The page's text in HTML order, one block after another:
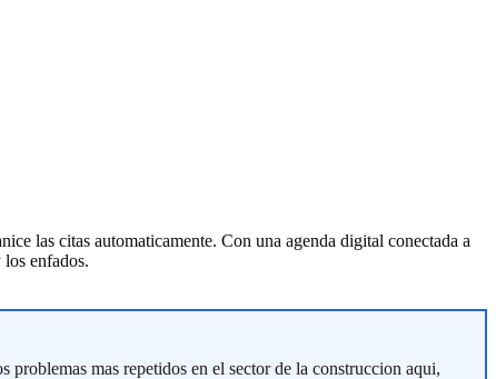
las citas automaticamente. Con una agenda digital conectada a
los enfados.
problemas mas repetidos en el sector de la construccion aqui,